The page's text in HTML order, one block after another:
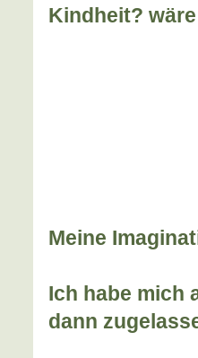
Kindheit?
Meine
Ich habe mich
dann